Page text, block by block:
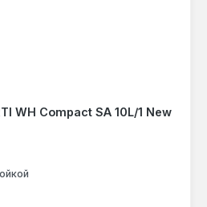
WH Compact SA 10L/1 New